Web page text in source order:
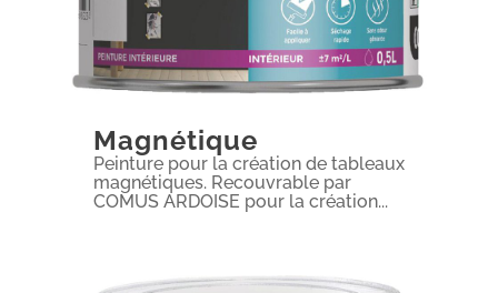
Magnétique
Peinture pour la création de tableaux
magnétiques. Recouvrable par
COMUS ARDOISE pour la création...